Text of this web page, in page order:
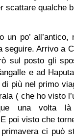
scattare qualche
un po’
seguire. Arrivo a
sul posto gli
e ad
più nel primo
( che ho visto
una volta
poi visto che
ci può